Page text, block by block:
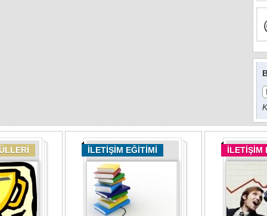
İLETİŞİM EĞİTİMİ İLETİŞİM